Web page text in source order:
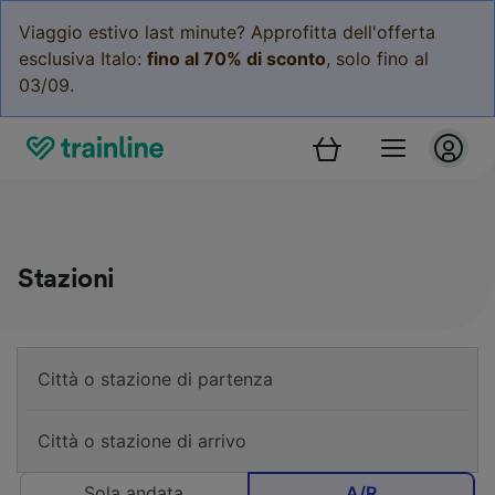
Viaggio estivo last minute? Approfitta dell'offerta
esclusiva Italo: fino al 70% di sconto, solo fino al
03/09.
Stazioni